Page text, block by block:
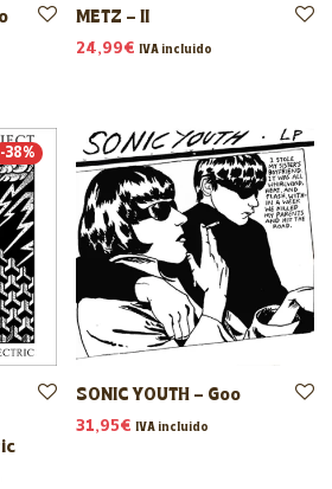
METZ – II
24,99€ IVA incluido
-38%
era: 8,00€.
es: 5,00€.
SONIC YOUTH – Goo
31,95€ IVA incluido